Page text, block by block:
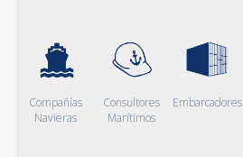
Compañías
Navieras
Consultores
Marítimos
Embarcadores